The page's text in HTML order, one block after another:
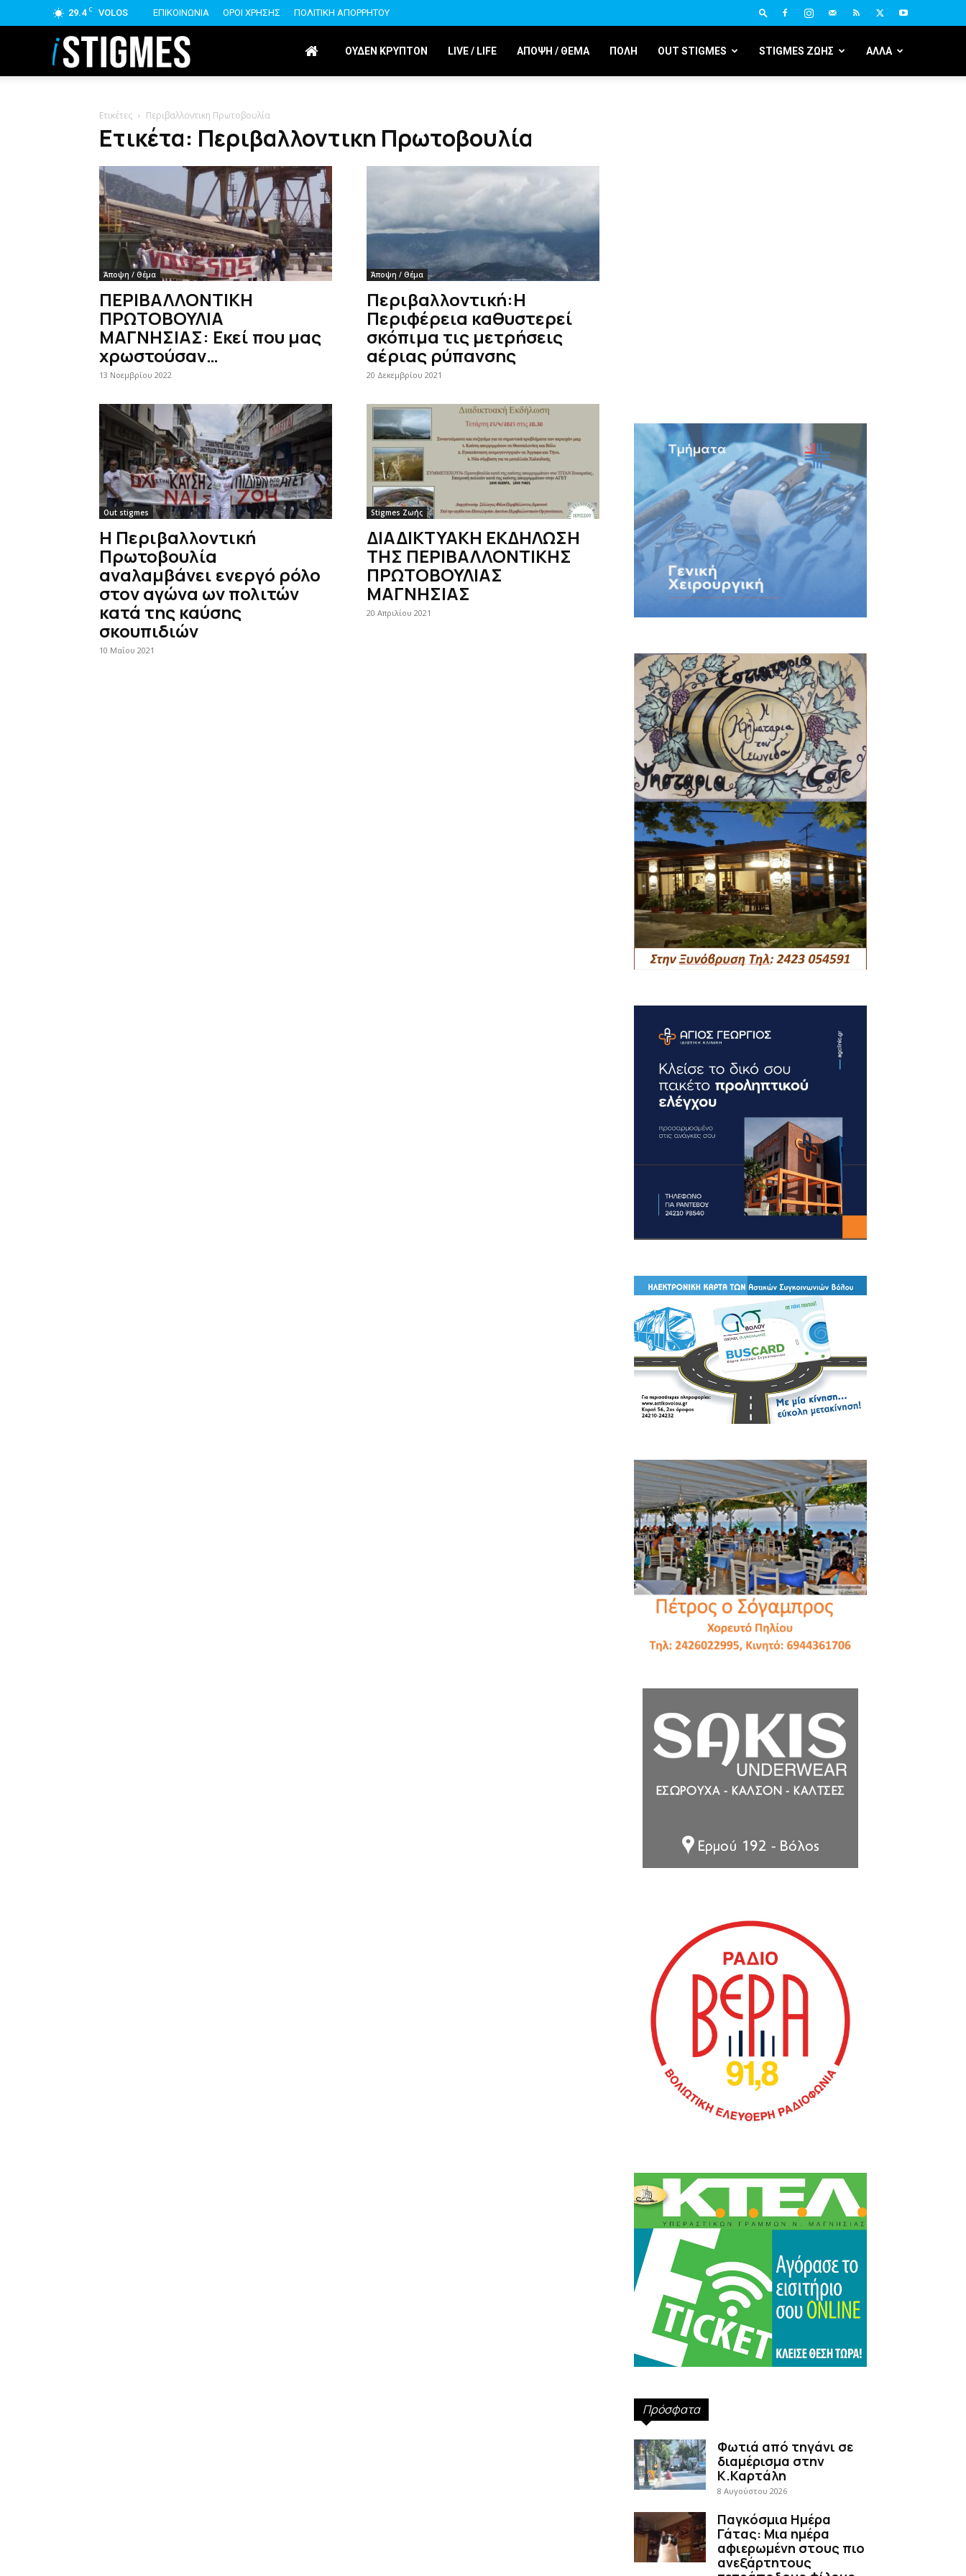
29.4 C VOLOS ΕΠΙΚΟΙΝΩΝΙΑ ΟΡΟΙ ΧΡΗΣΗΣ ΠΟΛΙΤΙΚΗ ΑΠΟΡΡΗΤΟΥ
istigmes ΟΥΔΕΝ ΚΡΥΠΤΟΝ LIVE / LIFE ΑΠΟΨΗ / ΘΕΜΑ ΠΟΛΗ OUT STIGMES STIGMES ΖΩΗΣ ΑΛΛΑ
Ετικέτες Περιβαλλοντικη Πρωτοβουλία
Ετικέτα: Περιβαλλοντικη Πρωτοβουλία
Άποψη / Θέμα
ΠΕΡΙΒΑΛΛΟΝΤΙΚΗ
ΠΡΩΤΟΒΟΥΛΙΑ
ΜΑΓΝΗΣΙΑΣ: Εκεί που μας
χρωστούσαν…
13 Νοεμβρίου 2022
Άποψη / Θέμα
Περιβαλλοντική:Η
Περιφέρεια καθυστερεί
σκόπιμα τις μετρήσεις
αέριας ρύπανσης
20 Δεκεμβρίου 2021
Out stigmes
Η Περιβαλλοντική
Πρωτοβουλία
αναλαμβάνει ενεργό ρόλο
στον αγώνα ων πολιτών
κατά της καύσης
σκουπιδιών
10 Μαΐου 2021
Stigmes Ζωής
ΔΙΑΔΙΚΤΥΑΚΗ ΕΚΔΗΛΩΣΗ
ΤΗΣ ΠΕΡΙΒΑΛΛΟΝΤΙΚΗΣ
ΠΡΩΤΟΒΟΥΛΙΑΣ
ΜΑΓΝΗΣΙΑΣ
20 Απριλίου 2021
Πρόσφατα
Φωτιά από τηγάνι σε
διαμέρισμα στην
Κ.Καρτάλη
8 Αυγούστου 2026
Παγκόσμια Ημέρα
Γάτας: Μια ημέρα
αφιερωμένη στους πιο
ανεξάρτητους